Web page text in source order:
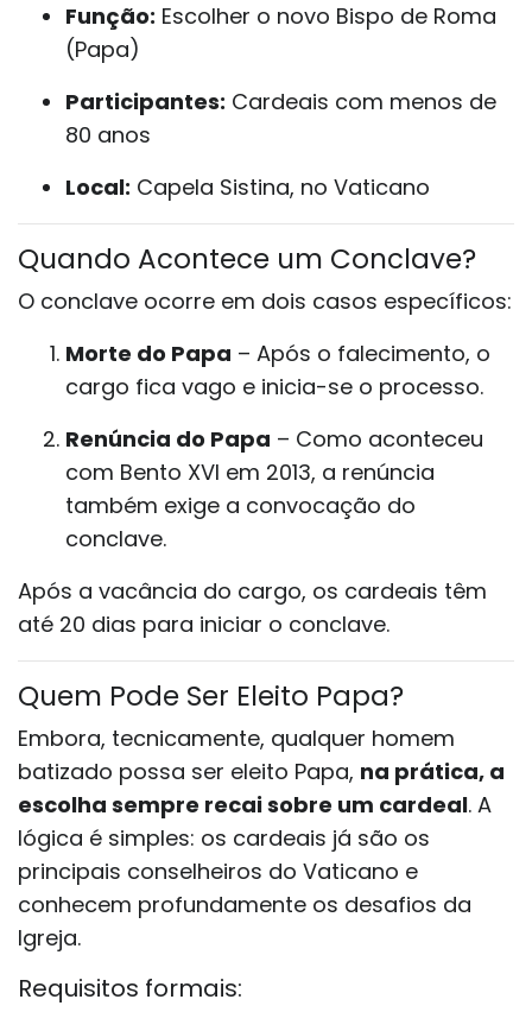
Função: Escolher o novo Bispo de Roma
(Papa)
Participantes: Cardeais com menos de
80 anos
Local: Capela Sistina, no Vaticano
Quando Acontece um Conclave?
O conclave ocorre em dois casos específicos:
Morte do Papa – Após o falecimento, o
cargo fica vago e inicia-se o processo.
Renúncia do Papa – Como aconteceu
com Bento XVI em 2013, a renúncia
também exige a convocação do
conclave.
Após a vacância do cargo, os cardeais têm
até 20 dias para iniciar o conclave.
Quem Pode Ser Eleito Papa?
Embora, tecnicamente, qualquer homem
batizado possa ser eleito Papa, na prática, a
escolha sempre recai sobre um cardeal. A
lógica é simples: os cardeais já são os
principais conselheiros do Vaticano e
conhecem profundamente os desafios da
Igreja.
Requisitos formais: